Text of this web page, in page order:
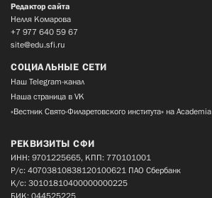
Редактор сайта
Нелля Комарова
+7 977 640 59 67
site@edu.sfi.ru
СОЦИАЛЬНЫЕ СЕТИ
Наш Telegram-канал
Наша страница в VK
«Вестник Свято-Филаретовского института» на Academia
РЕКВИЗИТЫ СФИ
ИНН: 9701225665, КПП: 770101001
Р/с: 40703810838120100621 ПАО Сбербанк
К/с: 30101810400000000225
БИК: 044525225